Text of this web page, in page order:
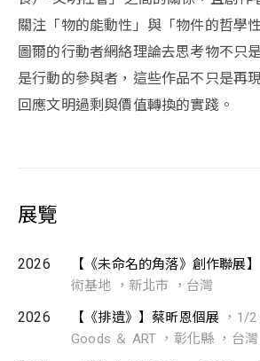
關注「物的能動性」與「物件的哲學
圖爾的行動者網絡理論去思考物不只
是行動的參與者，這些作品不只是再
回應文明過剩與價值轉換的實踐。
展覽
2026 【《未命名的角落》創作聯展】
術基地 ，新北市 ，台灣
2026 【《排遺》】蔡昕恩個展 ，1/
Goods ＆ ART ，彰化縣 ，台灣